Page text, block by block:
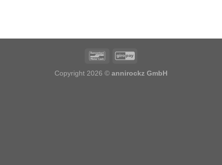
Copyright 2026 © annirockz GmbH